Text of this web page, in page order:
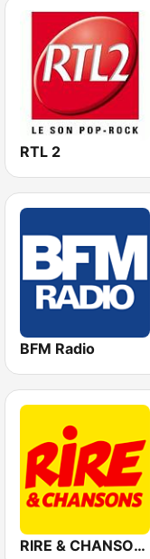
RTL 2
BFM Radio
RIRE & CHANSONS